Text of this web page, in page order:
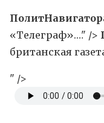
«Телеграф».…" />
британская
" />